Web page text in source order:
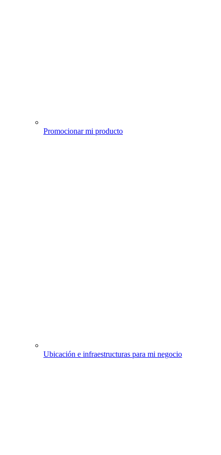
Promocionar mi producto
Ubicación e infraestructuras para mi negocio